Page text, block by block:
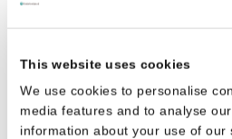
This website uses cookies
We use cookies to personalise
media features and to analyse
information about your use of our